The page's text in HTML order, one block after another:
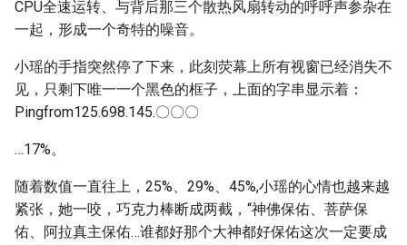
CPU全速运转、与背后那三个散热风扇转动的呼呼声参杂在
一起，形成一个奇特的噪音。
小瑶的手指突然停了下来，此刻荧幕上所有视窗已经消失不
见，只剩下唯一一个黑色的框子，上面的字串显示着：
Pingfrom125.698.145.〇〇〇
…17%。
随着数值一直往上，25%、29%、45%,小瑶的心情也越来越
紧张，她一咬，巧克力棒断成两截，“神佛保佑、菩萨保
佑、阿拉真主保佑…谁都好那个大神都好保佑这次一定要成